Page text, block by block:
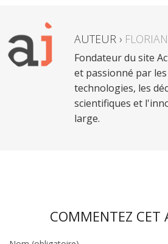
AUTEUR ›
Fondateur du site
et passionné par
technologies, les
scientifiques et
large.
COMMENTEZ CET